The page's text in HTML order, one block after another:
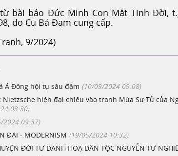
bài báo Đức Minh Con Mắt Tinh Đời,
do Cụ Bá Đạm cung cấp.
9/2024)
Á Đông hội tụ sâu đậm (10/09/2024 09:08)
hiện đại chiếu vào tranh Múa Sư Tử của
03:30)
2024 09:37)
ĐẠI - MODERNISM (19/05/2024 10:32)
ĐỜI TƯ DANH HOẠ DÂN TỘC NGUYỄN TƯ